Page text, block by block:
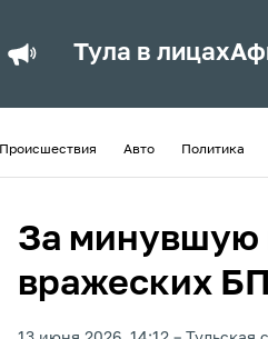
Тула в лицах
Происшествия Авто Политика
За минувшую
вражеских